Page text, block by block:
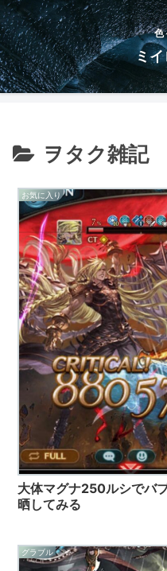
色
ミ
ヲタク雑記
お気に入り
大体マグナ250ルシでバ
晒してみる
グラブル